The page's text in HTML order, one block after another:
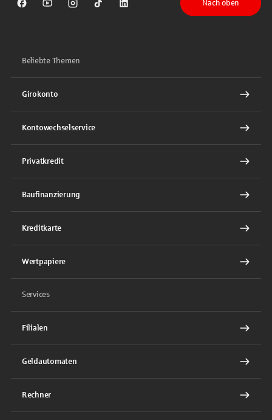
Sparkasse auf Facebook
Sparkasse auf Youtube
Sparkasse auf Instagram
Sparkasse auf TikTok
Sparkasse auf LinkedIn
Nach oben
Beliebte Themen
Girokonto
Kontowechselservice
Privatkredit
Baufinanzierung
Kreditkarte
Wertpapiere
Services
Filialen
Geldautomaten
Rechner